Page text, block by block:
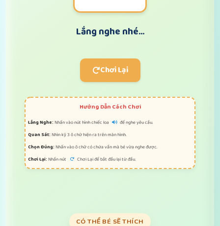
Lắng nghe nhé...
Chơi Lại
Hướng Dẫn Cách Chơi
Lắng Nghe: Nhấn vào nút hình chiếc loa
để nghe yêu cầu.
Quan Sát: Nhìn kỹ 3 ô chữ hiện ra trên màn hình.
Chọn Đúng: Nhấn vào ô chữ có chứa vần mà bé vừa nghe được.
Chơi Lại: Nhấn nút Chơi Lại để bắt đầu lại từ đầu.
CÓ THỂ BÉ SẼ THÍCH